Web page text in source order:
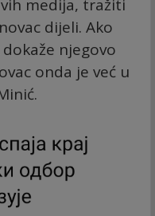
medija, tražiti
dijeli. Ako
njegovo
onda je već u